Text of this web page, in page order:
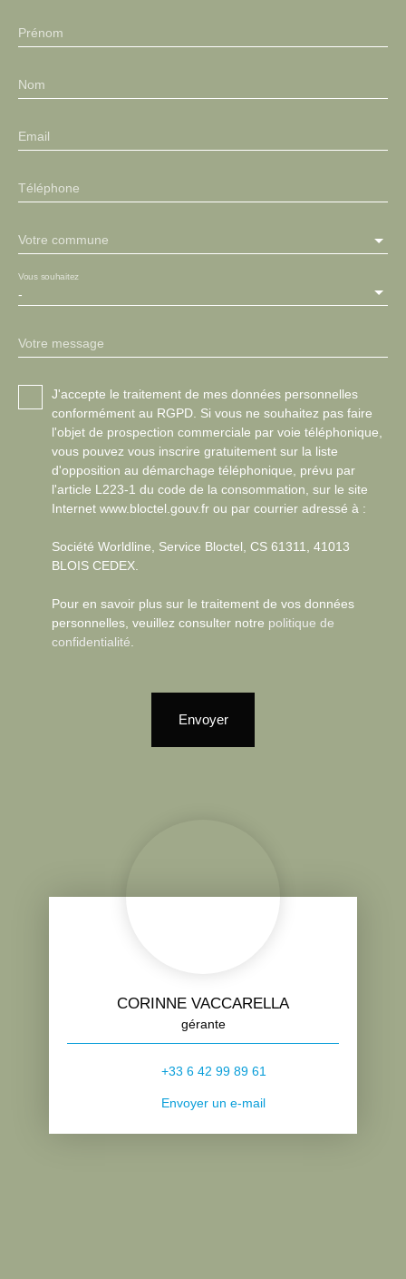
Prénom
Nom
Email
Téléphone
Votre commune
-
Vous souhaitez
Votre message
J'accepte le traitement de mes données personnelles
conformément au RGPD. Si vous ne souhaitez pas faire
l'objet de prospection commerciale par voie téléphonique,
vous pouvez vous inscrire gratuitement sur la liste
d'opposition au démarchage téléphonique, prévu par
l'article L223-1 du code de la consommation, sur le site
Internet www.bloctel.gouv.fr ou par courrier adressé à :
Société Worldline, Service Bloctel, CS 61311, 41013
BLOIS CEDEX.
Pour en savoir plus sur le traitement de vos données
personnelles, veuillez consulter notre politique de
confidentialité.
Envoyer
CORINNE VACCARELLA
gérante
+33 6 42 99 89 61
Envoyer un e-mail